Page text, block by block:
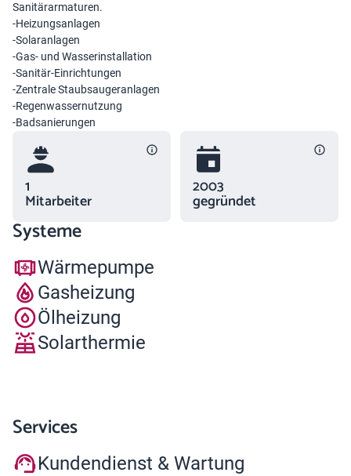
Sanitärarmaturen.
-Heizungsanlagen
-Solaranlagen
-Gas- und Wasserinstallation
-Sanitär-Einrichtungen
-Zentrale Staubsaugeranlagen
-Regenwassernutzung
-Badsanierungen
1
Mitarbeiter
2003
gegründet
Systeme
Wärmepumpe
Gasheizung
Ölheizung
Solarthermie
Services
Kundendienst & Wartung